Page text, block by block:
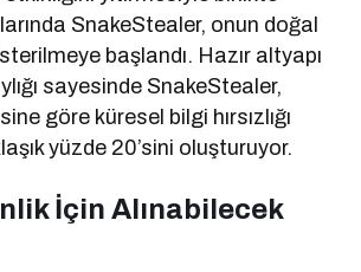
SnakeStealer, onun doğal
başlandı. Hazır altyapı
sayesinde SnakeStealer,
göre küresel bilgi hırsızlığı
yüzde 20’sini oluşturuyor.
İçin Alınabilecek